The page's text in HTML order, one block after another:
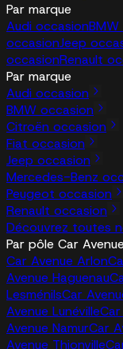
Par marque
Audi occasion
occasionJeep
occasionRenault
Par marque
Audi occasion
BMW occasion
Citroën occasion
Fiat occasion
Jeep occasion
Mercedes-Benz
Peugeot occasion
Renault occasion
Découvrez toutes
Par pôle Car
Car Avenue Arlon
Avenue Haguenau
LesménilsCar
Avenue Lunéville
Avenue NamurCar
Avenue Thionville